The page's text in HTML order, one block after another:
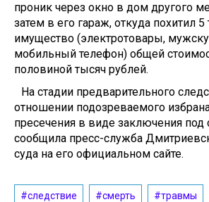
проник через окно в дом другого
затем в его гараж, откуда похитил
имущество (электротовары,
мобильный телефон) общей
половиной тысяч рублей.
На стадии предварительного
отношении подозреваемого
пресечения в виде заключения под
сообщила пресс-служба
суда на его официальном сайте.
#следствие #смерть #травмы